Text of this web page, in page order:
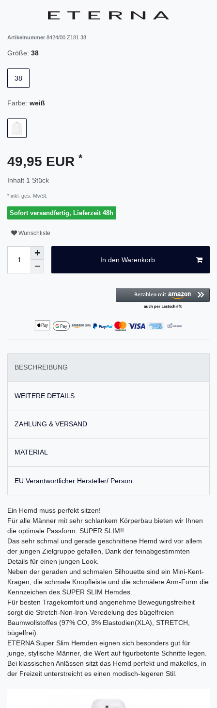
Artikelnummer 8424/00 Z181 38
Größe: 38
38
Farbe: weiß
49,95 EUR *
Inhalt 1 Stück
* inkl. ges. MwSt.
Sofort versandfertig, Lieferzeit 48h
Wunschliste
In den Warenkorb
BESCHREIBUNG
WEITERE DETAILS
ZAHLUNG & VERSAND
MATERIAL
EU Verantwortlicher Hersteller/ Person
Ein Hemd muss perfekt sitzen!
Für alle Männer mit sehr schlankem Körperbau bieten wir Ihnen
die optimale Passform: SUPER SLIM!!
Das sehr schmal und gerade geschnittene Hemd wird vor allem
der jungen Zielgruppe gefallen, Dank der feinabgestimmten
Details für einen jungen Look.
Neben der geraden und schmalen Silhouette sind ein Mini-Kent-
Kragen, die schmale Knopfleiste und die schmälere Arm-Form die
Kennzeichen des SUPER SLIM Hemdes.
Für besten Tragekomfort und angenehme Bewegungsfreiheit
sorgt die Stretch-Non-Iron-Veredelung des bügelfreien
Baumwollstoffes (97% CO, 3% Elastodien(XLA), STRETCH,
bügelfrei).
ETERNA Super Slim Hemden eignen sich besonders gut für
junge, stylische Männer, die Wert auf figurbetonte Schnitte legen.
Bei klassischen Anlässen sitzt das Hemd perfekt und makellos, in
der Freizeit unterstreicht es einen modisch-legeren Stil.